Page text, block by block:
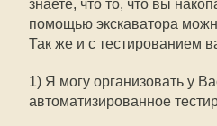
знаете, что то, что вы
помощью экскаватора
Так же и с тестированием
1) Я могу организовать у
автоматизированное